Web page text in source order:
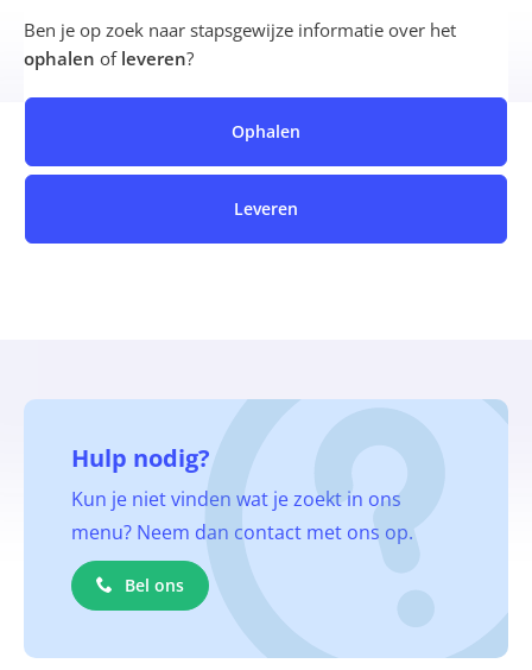
Ben je op zoek naar stapsgewijze informatie over het
ophalen of leveren?
Ophalen
Leveren
Hulp nodig?
Kun je niet vinden wat je zoekt in ons
menu? Neem dan contact met ons op.
Bel ons